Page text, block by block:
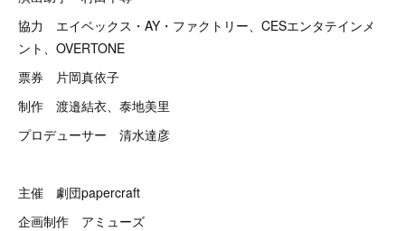
協力 エイベックス・AY・ファクトリー、CESエンタテインメ
ント、OVERTONE
票券 片岡真依子
制作 渡邉結衣、泰地美里
プロデューサー 清水達彦
主催 劇団papercraft
企画制作 アミューズ